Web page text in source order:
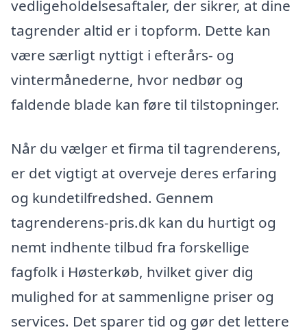
vedligeholdelsesaftaler, der sikrer, at dine
tagrender altid er i topform. Dette kan
være særligt nyttigt i efterårs- og
vintermånederne, hvor nedbør og
faldende blade kan føre til tilstopninger.
Når du vælger et firma til tagrenderens,
er det vigtigt at overveje deres erfaring
og kundetilfredshed. Gennem
tagrenderens-pris.dk kan du hurtigt og
nemt indhente tilbud fra forskellige
fagfolk i Høsterkøb, hvilket giver dig
mulighed for at sammenligne priser og
services. Det sparer tid og gør det lettere